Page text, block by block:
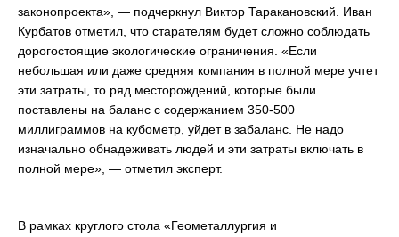
законопроекта», — подчеркнул Виктор Таракановский. Иван
Курбатов отметил, что старателям будет сложно соблюдать
дорогостоящие экологические ограничения. «Если
небольшая или даже средняя компания в полной мере учтет
эти затраты, то ряд месторождений, которые были
поставлены на баланс с содержанием 350-500
миллиграммов на кубометр, уйдет в забаланс. Не надо
изначально обнадеживать людей и эти затраты включать в
полной мере», — отметил эксперт.
В рамках круглого стола «Геометаллургия и